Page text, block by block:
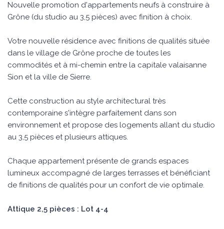
Nouvelle promotion d'appartements neufs à construire à
Grône (du studio au 3,5 pièces) avec finition à choix.
Votre nouvelle résidence avec finitions de qualités située
dans le village de Grône proche de toutes les
commodités et à mi-chemin entre la capitale valaisanne
Sion et la ville de Sierre.
Cette construction au style architectural très
contemporaine s'intègre parfaitement dans son
environnement et propose des logements allant du studio
au 3,5 pièces et plusieurs attiques.
Chaque appartement présente de grands espaces
lumineux accompagné de larges terrasses et bénéficiant
de finitions de qualités pour un confort de vie optimale.
Attique 2,5 pièces : Lot 4-4